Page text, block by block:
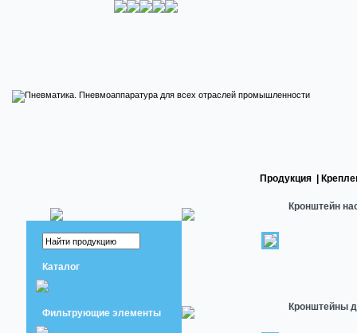
Каталог
Фильтрующие элементы
Продукция
Кронштейн
Кронштейны